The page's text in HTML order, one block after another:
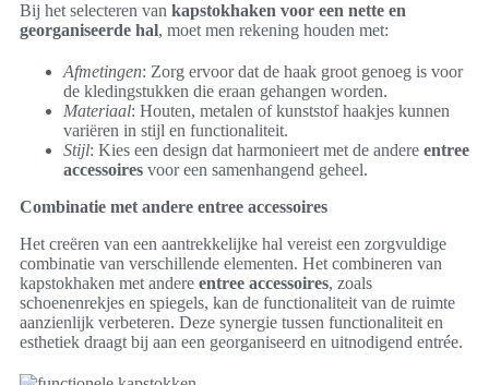
Bij het selecteren van kapstokhaken voor een nette en
georganiseerde hal, moet men rekening houden met:
Afmetingen: Zorg ervoor dat de haak groot genoeg is voor
de kledingstukken die eraan gehangen worden.
Materiaal: Houten, metalen of kunststof haakjes kunnen
variëren in stijl en functionaliteit.
Stijl: Kies een design dat harmonieert met de andere entree
accessoires voor een samenhangend geheel.
Combinatie met andere entree accessoires
Het creëren van een aantrekkelijke hal vereist een zorgvuldige
combinatie van verschillende elementen. Het combineren van
kapstokhaken met andere entree accessoires, zoals
schoenenrekjes en spiegels, kan de functionaliteit van de ruimte
aanzienlijk verbeteren. Deze synergie tussen functionaliteit en
esthetiek draagt bij aan een georganiseerd en uitnodigend entrée.